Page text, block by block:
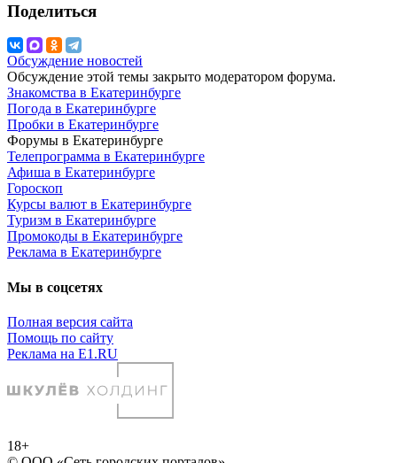
Поделиться
Обсуждение новостей
Обсуждение этой темы закрыто модератором форума.
Знакомства в Екатеринбурге
Погода в Екатеринбурге
Пробки в Екатеринбурге
Форумы в Екатеринбурге
Телепрограмма в Екатеринбурге
Афиша в Екатеринбурге
Гороскоп
Курсы валют в Екатеринбурге
Туризм в Екатеринбурге
Промокоды в Екатеринбурге
Реклама в Екатеринбурге
Мы в соцсетях
Полная версия сайта
Помощь по сайту
Реклама на E1.RU
18+